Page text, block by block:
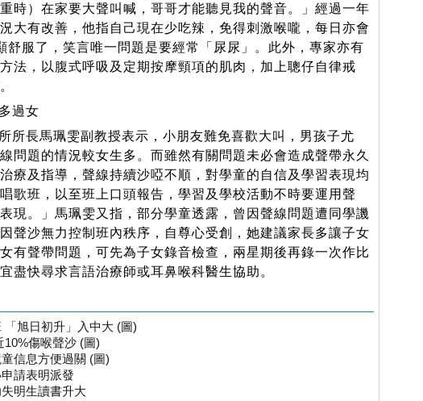
時）在家要大聲叫喊，哥哥才能聽見我的聲音。」經過一年
大有改善，他指自己現在少吃辣，免得刺激喉嚨，每日亦會
舒服了，笑言唯一問題是要經常「尿尿」。此外，專家亦有
法，以腹式呼吸及定期按摩頸項的肌肉，加上聰仔自律戒
過女
所長馬珮雯副教授表示，小朋友難免喜歡大叫，男孩子尤
問題的情況較女生多。而雖然有關問題未必會造成聲帶永久
療及指導，聲線持續沙啞不順，對學童的自信及學習表現均
歌班，以至班上口頭報告，學習及學校活動不時要運用聲
現。」馬珮雯又指，部分學童透露，曾因聲線問題遭同學譏
聲沙無力控制班內秩序，自尊心受創，她建議家長多讓子女
有聲帶問題，可先為子女錄音檢查，兩星期後再錄一次作比
盡快尋求言語治療師或耳鼻喉科醫生協助。
「旭日初升」入中大 (圖)
10%傷喉聲沙 (圖)
信息方便過關 (圖)
請表明派發
明生讀書升大